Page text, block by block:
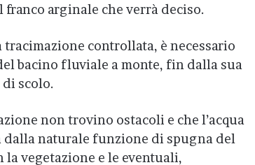
arginale che verrà deciso.
controllata, è necessario
bacino fluviale a monte, fin dalla sua
scolo.
non trovino ostacoli e che l’acqua
dalla naturale funzione di spugna del
vegetazione e le eventuali,